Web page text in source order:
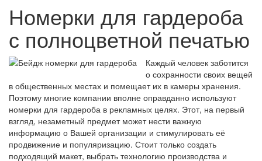
Номерки для гардероба
с полноцветной печатью
Каждый человек заботится
о сохранности своих вещей
в общественных местах и помещает их в камеры хранения.
Поэтому многие компании вполне оправданно используют
номерки для гардероба в рекламных целях. Этот, на первый
взгляд, незаметный предмет может нести важную
информацию о Вашей организации и стимулировать её
продвижение и популяризацию. Стоит только создать
подходящий макет, выбрать технологию производства и